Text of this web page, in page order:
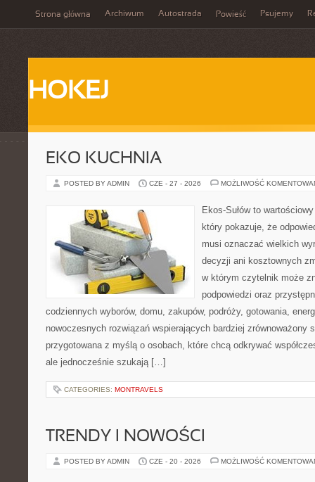
Strona główna Archiwum Autostrada Powieść Psujemy
HOKEJ
EKO KUCHNIA
POSTED BY ADMIN CZE - 27 - 2026 MOŻLIWOŚĆ
Ekos-Sułów to
który pokazuje, że
musi oznaczać wielkich
decyzji ani kosztownych
w którym czytelnik może
podpowiedzi oraz
codziennych wyborów, domu, zakupów, podróży, gotowania,
nowoczesnych rozwiązań wspierających bardziej zrównoważony
przygotowana z myślą o osobach, które chcą odkrywać
ale jednocześnie szukają […]
CATEGORIES: MONTRAVELS
TRENDY I NOWOŚCI
POSTED BY ADMIN CZE - 20 - 2026 MOŻLIWOŚĆ